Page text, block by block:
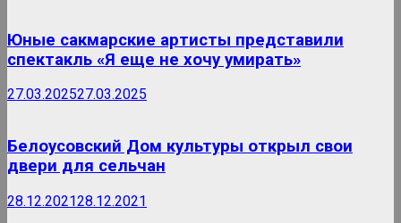
Юные сакмарские артисты представили
спектакль «Я еще не хочу умирать»
27.03.202527.03.2025
Белоусовский Дом культуры открыл свои
двери для сельчан
28.12.202128.12.2021